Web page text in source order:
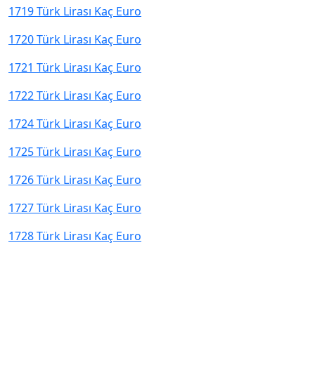
1719 Türk Lirası Kaç Euro
1720 Türk Lirası Kaç Euro
1721 Türk Lirası Kaç Euro
1722 Türk Lirası Kaç Euro
1724 Türk Lirası Kaç Euro
1725 Türk Lirası Kaç Euro
1726 Türk Lirası Kaç Euro
1727 Türk Lirası Kaç Euro
1728 Türk Lirası Kaç Euro